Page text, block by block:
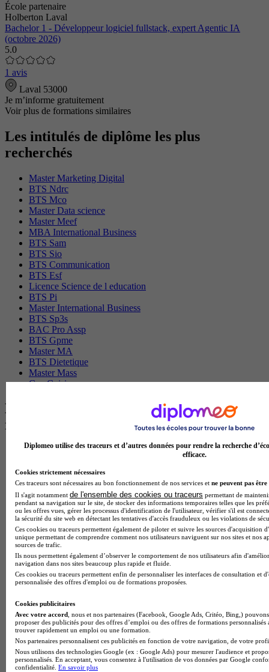
École partenaire
Holberton Laval
Bachelor 1 - Développeur logiciel fullstack, expert Agentic IA
(octobre 2026)
5.0
1 avis
Laval 53000
Je m’informe gratuitement
Voir plus de formations similaires
Les intitulés de diplôme les plus
recherchés
Master Marketing Digital
BTS Ndrc
BTS Mco
Master Data science
Master Meef
MBA International Business
BTS Sam
BTS Sio
BTS Communication
BTS Esf
Licence Science de l education
BTS Pi
Master International Business
BTS Sp3s
BAC Pro Assp
BTS Gpme
Master MA
BTS Dietetique
Master Mass
Cap Cuisine
Les intitulés de diplôme par ville les plus
recherchés
Master Meef à Lille
Licence Psychologie à Paris
Master Psychologie à Lyon
Licence Psychologie à Toulouse
Master Psychologie à Lille
Master Psychologie à Montpellier
Master Psychologie à Paris
Master Meef à Lyon
Master Meef à Paris
BTS Tourisme à Bordeaux
BTS Tourisme à Lyon
BTS Tourisme à Paris
Licence Psychologie à Lille
Master Informatique à Paris
BTS Communication à Bordeaux
Master Psychologie à Angers
BTS Communication à Lyon
BTS Ndrc à Lyon
Diplomeo utilise des traceurs et d’autres données pour rendre la recherche
efficace.
Cookies strictement nécessaires
Ces traceurs sont nécessaires au bon fonctionnement de nos services et ne peuvent pas être
Il s'agit notamment de l'ensemble des cookies ou traceurs permettant de
pendant sa navigation sur le site, de stocker des informations temporaires telles que les
ou les offres vues, gérer les processus d'identification de l'utilisateur, vérifier s'il est
la sécurité du site web en détectant les tentatives d'accès frauduleux ou les violations de
Ces cookies ou traceurs permettent également de piloter et suivre les sources d'acquisition
unique permettant de comprendre comment nos utilisateurs naviguent sur nos sites et nos
sources de trafic.
Ils nous permettent également d’observer le comportement de nos utilisateurs afin
navigation dans nos sites beaucoup plus rapide et fluide.
Ces cookies ou traceurs permettent enfin de personnaliser les interfaces de consultation et
personnalisée des offres d'emploi ou de formations proposées.
Cookies publicitaires
Avec votre accord , nous et nos partenaires (Facebook, Google Ads, Critéo, Bing,)
proposer des publicités pour des offres d’emploi ou des offres de formations
trouver rapidement un emploi ou une formation.
Nos partenaires personnalisent ces publicités en fonction de votre navigation, de votre
Nous utilisons des technologies Google (ex : Google Ads) pour mesurer l'audience et
personnalisés. En acceptant, vous consentez à l'utilisation de vos données par Google
confidentialité. En savoir plus